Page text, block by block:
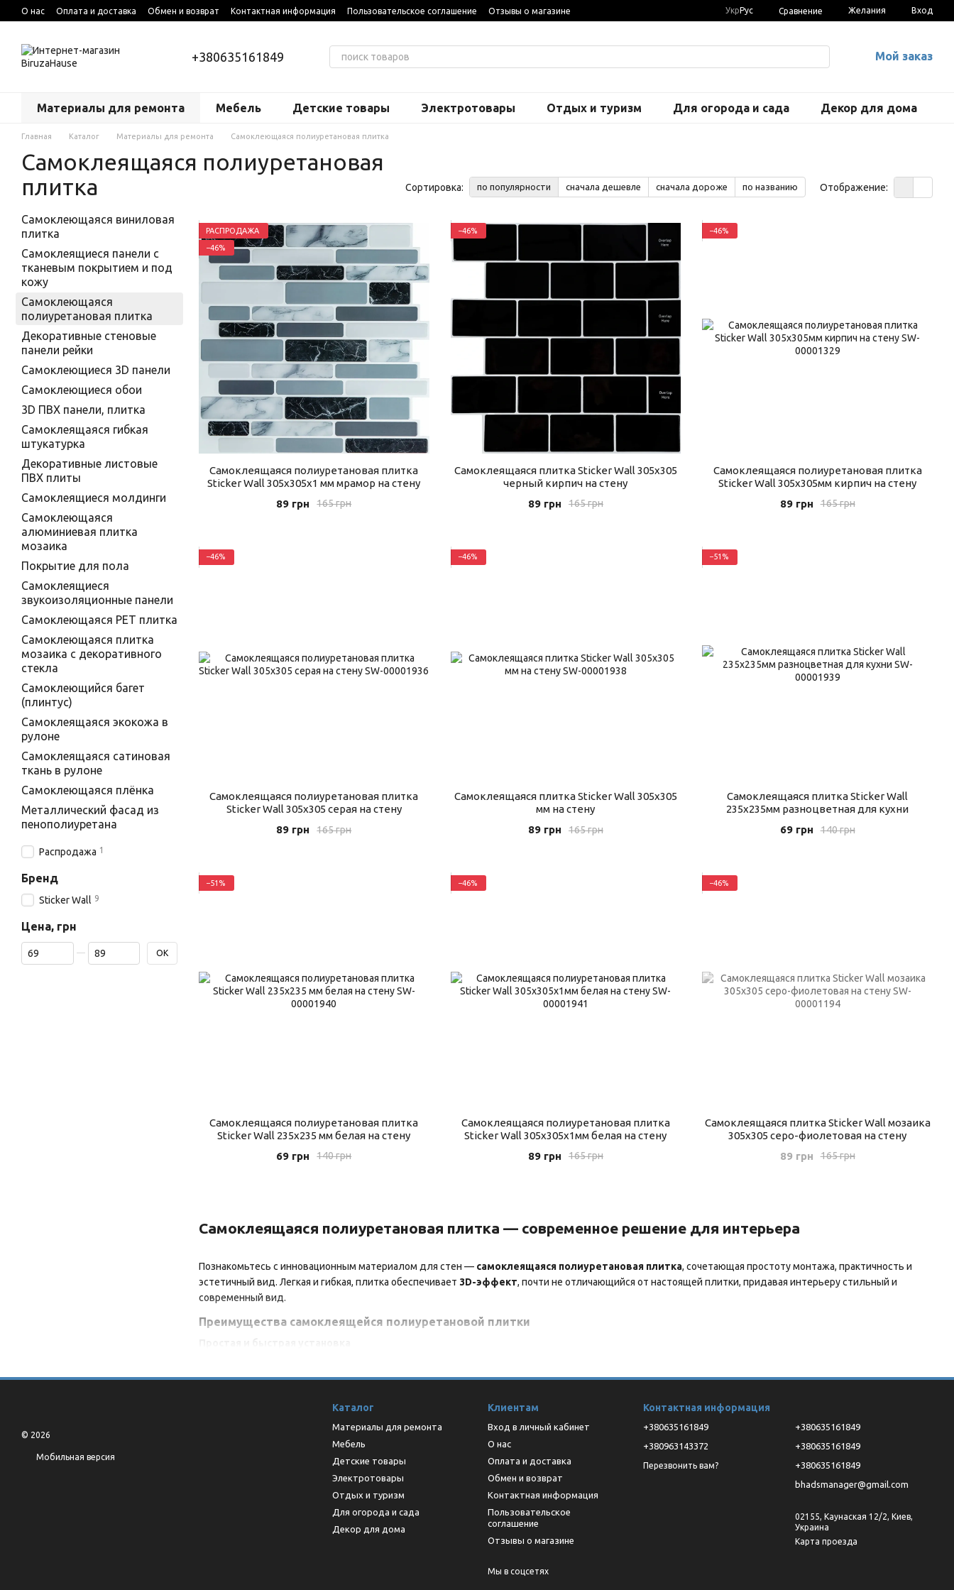
Перейти к основному контенту
О нас Оплата и доставка Обмен и возврат Контактная информация Пользовательское соглашение Отзывы о магазине УкрРус Сравнение Желания Вход
+380635161849 Мой заказ
Материалы для ремонта Мебель Детские товары Электротовары Отдых и туризм Для огорода и сада Декор для дома
Главная Каталог Материалы для ремонта Самоклеющаяся полиуретановая плитка
Самоклеящаяся полиуретановая
плитка
Сортировка: по популярности сначала дешевле сначала дороже по названию Отображение:
Самоклеящаяся полиуретановая плитка — современное решение для интерьера
Познакомьтесь с инновационным материалом для стен — самоклеящаяся полиуретановая плитка, сочетающая простоту монтажа, практичность и
эстетичный вид. Легкая и гибкая, плитка обеспечивает 3D-эффект, почти не отличающийся от настоящей плитки, придавая интерьеру стильный и
современный вид.
Преимущества самоклеящейся полиуретановой плитки
Прочность и долговечность
Устойчива к механическим повреждениям, перепадам температуры и влажности. Долгий срок службы без потери качества.
Доступны различные цвета и дизайны. Плитка обеспечивает 3D-эффект, создавая глубину и объём пространства. Идеальна для жилых и коммерческих
Слои: защитная плёнка, полиуретан, фольгированный слой, клей, защитная бумага
РАСПРОДАЖА
−46%
Самоклеящаяся полиуретановая плитка
Sticker Wall 305х305х1 мм мрамор на стену
165 грн
89 грн
−46%
Самоклеящаяся плитка Sticker Wall 305х305
черный кирпич на стену
165 грн
89 грн
−46%
Самоклеящаяся полиуретановая плитка
Sticker Wall 305х305мм кирпич на стену
165 грн
89 грн
−46%
Самоклеящаяся полиуретановая плитка
Sticker Wall 305х305 серая на стену
165 грн
89 грн
−46%
Самоклеящаяся плитка Sticker Wall 305х305
мм на стену
165 грн
89 грн
−51%
Самоклеящаяся плитка Sticker Wall
235х235мм разноцветная для кухни
140 грн
69 грн
−51%
Самоклеящаяся полиуретановая плитка
Sticker Wall 235х235 мм белая на стену
140 грн
69 грн
−46%
Самоклеящаяся полиуретановая плитка
Sticker Wall 305х305х1мм белая на стену
165 грн
89 грн
−46%
Самоклеящаяся плитка Sticker Wall мозаика
305х305 серо-фиолетовая на стену
165 грн
89 грн
Самоклеющаяся виниловая
плитка
Самоклеящиеся панели с
тканевым покрытием и под
кожу
Самоклеющаяся
полиуретановая плитка
Декоративные стеновые
панели рейки
Самоклеющиеся 3D панели
Самоклеющиеся обои
3D ПВХ панели, плитка
Самоклеящаяся гибкая
штукатурка
Декоративные листовые
ПВХ плиты
Самоклеящиеся молдинги
Самоклеющаяся
алюминиевая плитка
мозаика
Покрытие для пола
Самоклеящиеся
звукоизоляционные панели
Самоклеющаяся PET плитка
Самоклеющаяся плитка
мозаика с декоративного
стекла
Самоклеющийся багет
(плинтус)
Самоклеящаяся экокожа в
рулоне
Самоклеящаяся сатиновая
ткань в рулоне
Самоклеющаяся плёнка
Металлический фасад из
пенополиуретана
Распродажа 1
Бренд
Sticker Wall 9
Цена, грн
От Цена, грн
До Цена, грн OK
© 2026
Мобильная версия
Каталог
Материалы для ремонта
Мебель
Детские товары
Электротовары
Отдых и туризм
Для огорода и сада
Декор для дома
Клиентам
Вход в личный кабинет
О нас
Оплата и доставка
Обмен и возврат
Контактная информация
Пользовательское
соглашение
Отзывы о магазине
Мы в соцсетях
Контактная информация
+380635161849
+380963143372
Перезвонить вам?
+380635161849
+380635161849
+380635161849
bhadsmanager@gmail.com
02155, Каунаская 12/2, Киев,
Украина
Карта проезда